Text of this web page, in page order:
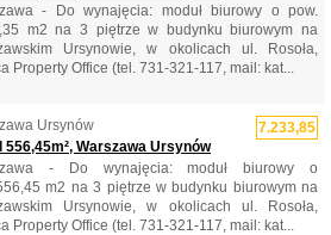
- Do wynajęcia: moduł biurowy o pow.
m2 na 3 piętrze w budynku biurowym na
Ursynowie, w okolicach ul. Rosoła,
Property Office (tel. 731-321-117, mail: kat...
7.233,85
Ursynów
556,45m², Warszawa Ursynów
- Do wynajęcia: moduł biurowy o
m2 na 3 piętrze w budynku biurowym na
Ursynowie, w okolicach ul. Rosoła,
Property Office (tel. 731-321-117, mail: kat...